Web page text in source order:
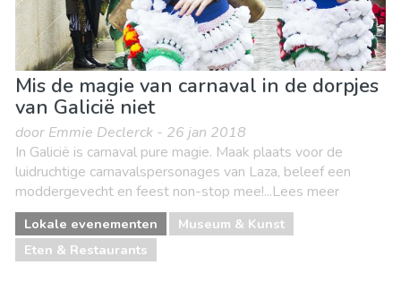
Mis de magie van carnaval in de dorpjes
van Galicië niet
door Emmie Declerck - 26 jan 2018
In Galicië is carnaval pure magie. Maak plaats voor de
luidruchtige carnavalspersonages van Laza, beleef een
moddergevecht en feest non-stop mee!...Lees meer
Lokale evenementen
Museum & Kunst
Eten & Restaurants